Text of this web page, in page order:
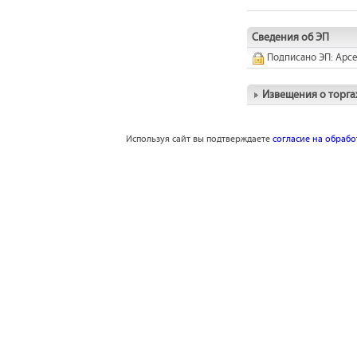
Сведения об ЭП
Подписано ЭП:
Извещения о
Используя сайт вы подтверждаете согласие на